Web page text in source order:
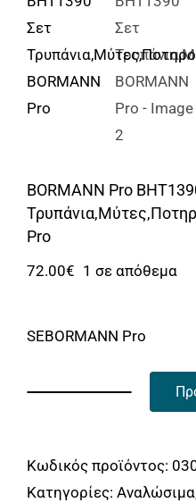
Περισσότερα
BORMANN Pro
Pro
72.00€ 1 σε απόθεμα
SEBORMANN Pro
BHT1390
Σετ
Κωδικός προϊόντος:
Κατηγορίες: Αναλώσιμα